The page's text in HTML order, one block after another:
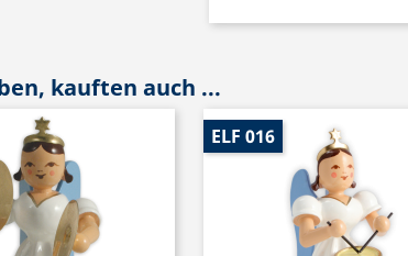
kauften auch ...
ELF 016